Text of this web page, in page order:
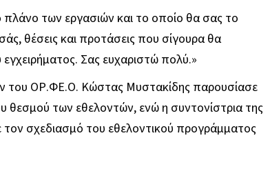
των εργασιών και το οποίο θα σας το
θέσεις και προτάσεις που σίγουρα θα
Σας ευχαριστώ πολύ.»
του ΟΡ.ΦΕ.Ο. Κώστας Μυστακίδης παρουσίασε
θεσμού των εθελοντών, ενώ η συντονίστρια της
σχεδιασμό του εθελοντικού προγράμματος